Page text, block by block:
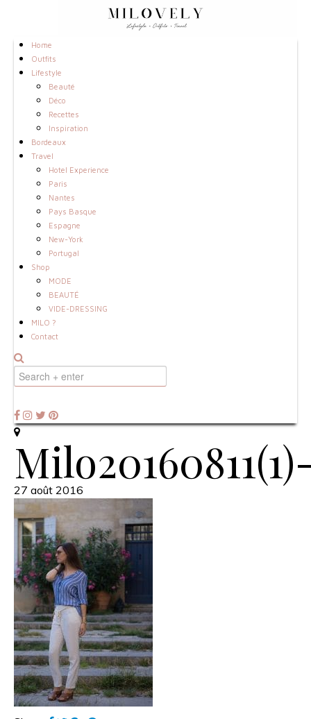
Home
Outfits
Lifestyle
Beauté
Déco
Recettes
Inspiration
Bordeaux
Travel
Hotel Experience
Paris
Nantes
Pays Basque
Espagne
New-York
Portugal
Shop
MODE
BEAUTÉ
VIDE-DRESSING
MILO ?
Contact
27 août 2016